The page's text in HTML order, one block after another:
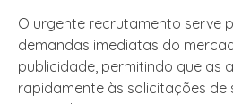
O urgente recrutamento serve
demandas imediatas do
publicidade, permitindo que as
rapidamente às solicitações de